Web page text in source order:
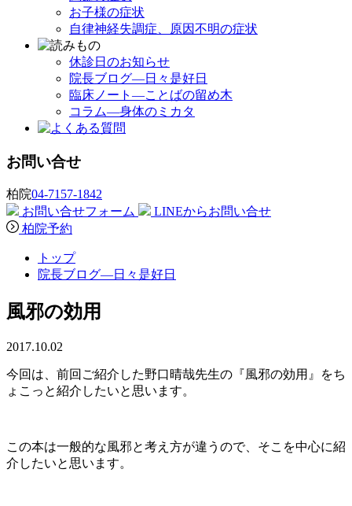
お子様の症状
自律神経失調症、原因不明の症状
休診日のお知らせ
院長ブログ―日々是好日
臨床ノート―ことばの留め木
コラム―身体のミカタ
お問い合せ
柏院04-7157-1842
お問い合せフォーム
LINEからお問い合せ
柏院予約
トップ
院長ブログ―日々是好日
風邪の効用
2017.10.02
今回は、前回ご紹介した野口晴哉先生の『風邪の効用』をち
ょこっと紹介したいと思います。
この本は一般的な風邪と考え方が違うので、そこを中心に紹
介したいと思います。